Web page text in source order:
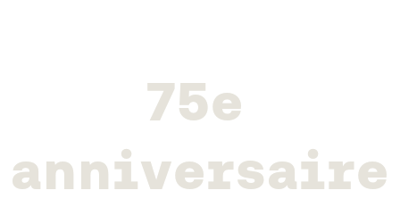
75e
anniversaire